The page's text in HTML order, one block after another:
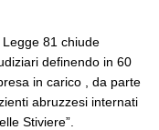
Legge 81 chiude
definendo in 60
in carico , da parte
abruzzesi internati
Stiviere”.